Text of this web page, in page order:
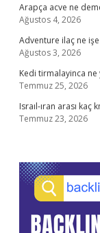
Arapça acve ne
Ağustos 4, 2026
Adventure ilaç ne
Ağustos 3, 2026
Kedi tirmalayinca ne
Temmuz 25, 2026
Israıl-ıran arası kaç
Temmuz 23, 2026